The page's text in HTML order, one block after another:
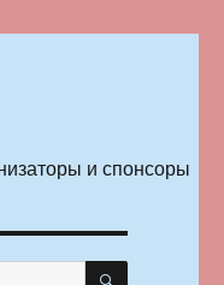
и спонсоры
ПОИСК